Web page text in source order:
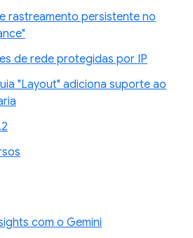
rastreamento persistente no
de rede protegidas por IP
"Layout" adiciona suporte ao
com o Gemini